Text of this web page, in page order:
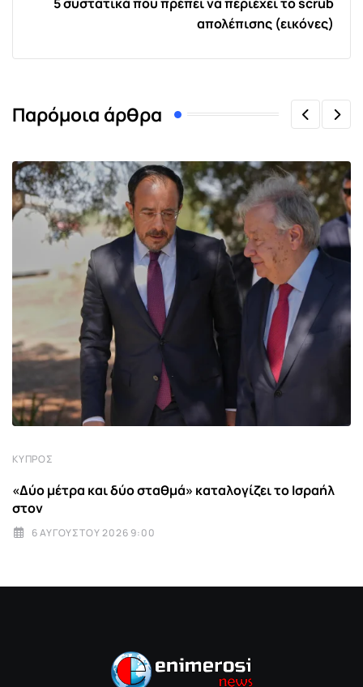
απολέπισης (εικόνες)
Παρόμοια άρθρα
ΚΎΠΡΟΣ
«Δύο μέτρα και δύο σταθμά» καταλογίζει το Ισραήλ
στον
6 ΑΥΓΟΎΣΤΟΥ 2026 9:00